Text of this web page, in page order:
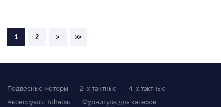
1 2 › »
Подвесные моторы 2-x тактные
4-x тактные
Аксессуары Tohatsu
Фурнитура для катеров